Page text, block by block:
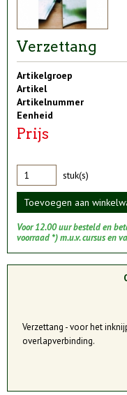
Verzettang
Artikelgroep
Artikel
Artikelnummer
Eenheid
Prijs
stuk(s)
Toevoegen aan
Voor 12.00 uur besteld en
voorraad *) m.u.v. cursus en
Verzettang - voor het
overlapverbinding.